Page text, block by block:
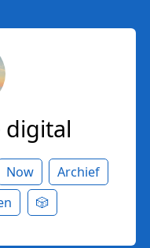
digital
Now
Archief
🎲